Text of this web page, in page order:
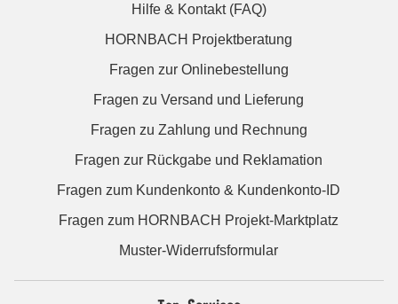
Hilfe & Kontakt (FAQ)
HORNBACH Projektberatung
Fragen zur Onlinebestellung
Fragen zu Versand und Lieferung
Fragen zu Zahlung und Rechnung
Fragen zur Rückgabe und Reklamation
Fragen zum Kundenkonto & Kundenkonto-ID
Fragen zum HORNBACH Projekt-Marktplatz
Muster-Widerrufsformular